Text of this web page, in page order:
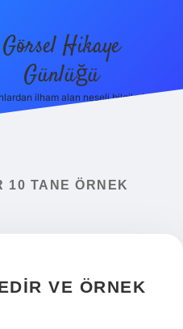
Görsel Hikaye
Günlüğü
ilham alan neşeli bilgiler!
10 TANE ÖRNEK
VE ÖRNEK